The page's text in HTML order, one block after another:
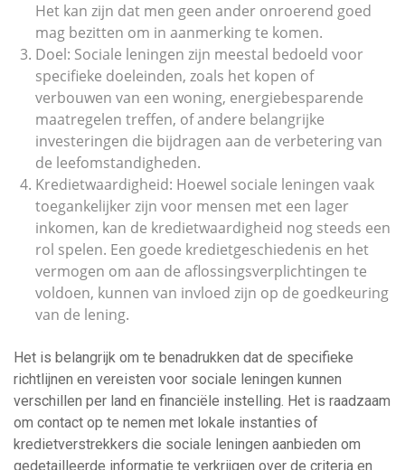
Het kan zijn dat men geen ander onroerend goed
mag bezitten om in aanmerking te komen.
Doel: Sociale leningen zijn meestal bedoeld voor
specifieke doeleinden, zoals het kopen of
verbouwen van een woning, energiebesparende
maatregelen treffen, of andere belangrijke
investeringen die bijdragen aan de verbetering van
de leefomstandigheden.
Kredietwaardigheid: Hoewel sociale leningen vaak
toegankelijker zijn voor mensen met een lager
inkomen, kan de kredietwaardigheid nog steeds een
rol spelen. Een goede kredietgeschiedenis en het
vermogen om aan de aflossingsverplichtingen te
voldoen, kunnen van invloed zijn op de goedkeuring
van de lening.
Het is belangrijk om te benadrukken dat de specifieke
richtlijnen en vereisten voor sociale leningen kunnen
verschillen per land en financiële instelling. Het is raadzaam
om contact op te nemen met lokale instanties of
kredietverstrekkers die sociale leningen aanbieden om
gedetailleerde informatie te verkrijgen over de criteria en